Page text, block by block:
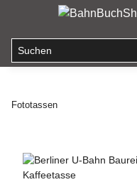
Fototassen